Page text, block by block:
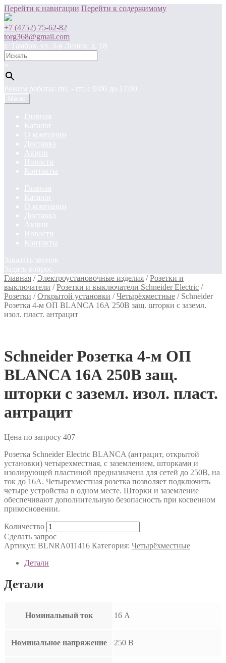
Перейти к навигации Перейти к содержимому
+7 (4752) 75-62-82
torg368@gmail.com
г. Тамбов, ул. 3-я Линия, д. 18
×
Режим работы: пн. - пт. c 9:00 до 17:00
Меню
Главная
Каталог
О компании
Доставка
Акции
Новости
Контакты
Главная
Каталог
О компании
Доставка
Акции
Новости
Контакты
Заказать звонок
Задать вопрос
Главная / Электроустановочные изделия /Розетки и
выключатели /Розетки и выключатели Schneider Electric /
Розетки /Открытой установки /Четырёхместные / Schneider
Розетка 4-м ОП BLANCA 16А 250В защ. шторки с заземл.
изол. пласт. антрацит
Schneider Розетка 4-м ОП
BLANCA 16А 250В защ.
шторки с заземл. изол. пласт.
антрацит
Цена по запросу 407
Розетка Schneider Electric BLANCA (антрацит, открытой
установки) четырехместная, с заземлением, шторками и
изолирующей пластиной предназначена для сетей до 250В, на
ток до 16А. Четырехместная розетка позволяет подключить
четыре устройства в одном месте. Шторки и заземление
обеспечивают дополнительную безопасность при косвенном
прикосновении.
Количество
Сделать запрос
Артикул: BLNRA011416 Категория: Четырёхместные
Детали
Детали
Номинальный ток 16 А
Номинальное напряжение 250 В